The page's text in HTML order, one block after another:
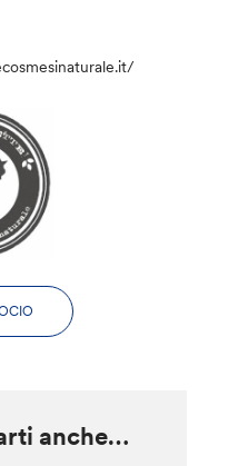
anche…